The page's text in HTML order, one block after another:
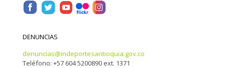
DENUNCIAS
denuncias@indeportesantioquia.gov.co
Teléfono: +57 604 5200890 ext. 1371